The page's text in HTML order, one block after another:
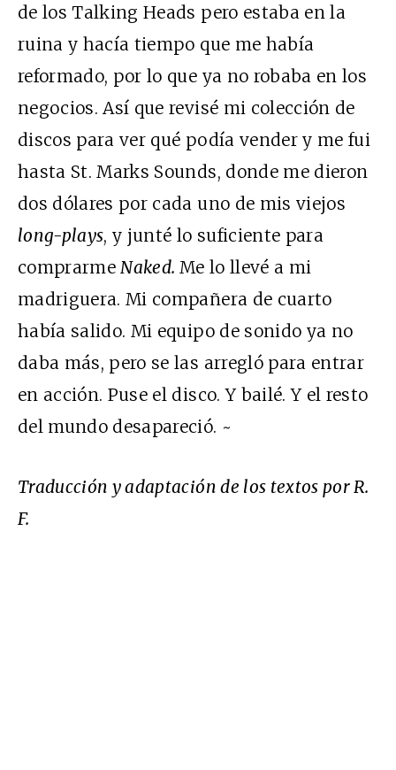
de los Talking Heads pero estaba en la
ruina y hacía tiempo que me había
reformado, por lo que ya no robaba en los
negocios. Así que revisé mi colección de
discos para ver qué podía vender y me fui
hasta St. Marks Sounds, donde me dieron
dos dólares por cada uno de mis viejos
long-plays, y junté lo suficiente para
comprarmeNaked. Me lo llevé a mi
madriguera. Mi compañera de cuarto
había salido. Mi equipo de sonido ya no
daba más, pero se las arregló para entrar
en acción. Puse el disco. Y bailé. Y el resto
del mundo desapareció. ~
Traducción y adaptaciónde los textos por R.
F.